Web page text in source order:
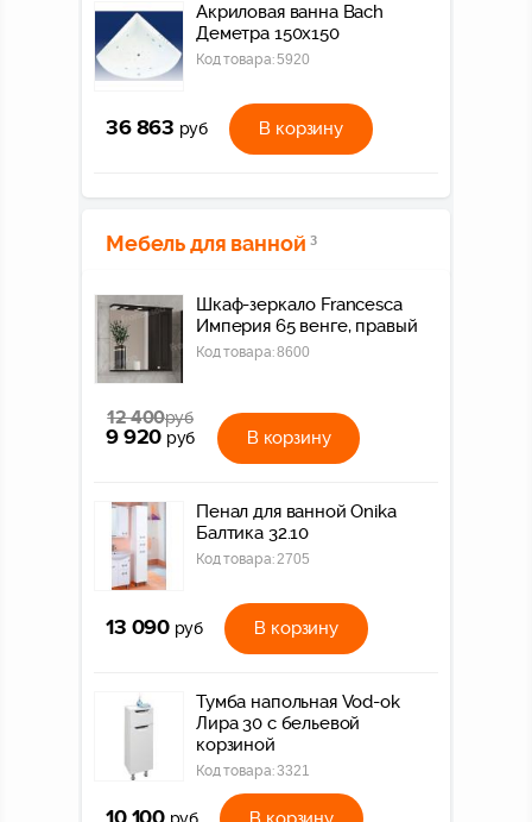
Акриловая ванна Bach
Деметра 150х150
Код товара:5920
36 863 руб В корзину
Мебель для ванной 3
Шкаф-зеркало Francesca
Империя 65 венге, правый
Код товара:8600
12 400руб
9 920 руб В корзину
Пенал для ванной Onika
Балтика 32.10
Код товара:2705
13 090 руб В корзину
Тумба напольная Vod-ok
Лира 30 с бельевой
корзиной
Код товара:3321